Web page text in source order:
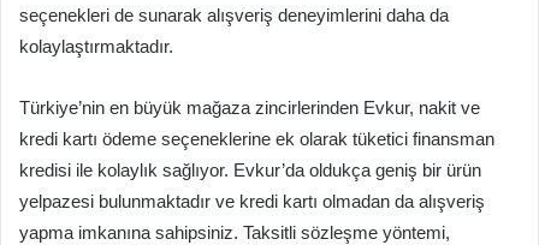
seçenekleri de sunarak alışveriş deneyimlerini daha da
kolaylaştırmaktadır.
Türkiye’nin en büyük mağaza zincirlerinden Evkur, nakit ve
kredi kartı ödeme seçeneklerine ek olarak tüketici finansman
kredisi ile kolaylık sağlıyor. Evkur’da oldukça geniş bir ürün
yelpazesi bulunmaktadır ve kredi kartı olmadan da alışveriş
yapma imkanına sahipsiniz. Taksitli sözleşme yöntemi,